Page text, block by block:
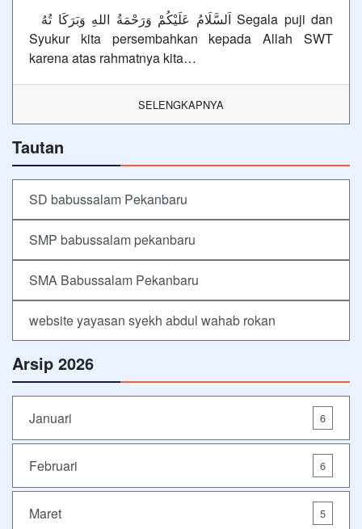
Syukur kita persembahkan kepada Allah SWT
karena atas rahmatnya kita…
SELENGKAPNYA
Tautan
SD babussalam Pekanbaru
SMP babussalam pekanbaru
SMA Babussalam Pekanbaru
website yayasan syekh abdul wahab rokan
Arsip 2026
Januari 6
Februari 6
Maret 5